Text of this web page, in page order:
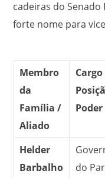
cadeiras do
forte nome para
Membro
da
Família /
Aliado
Helder
Barbalho
do